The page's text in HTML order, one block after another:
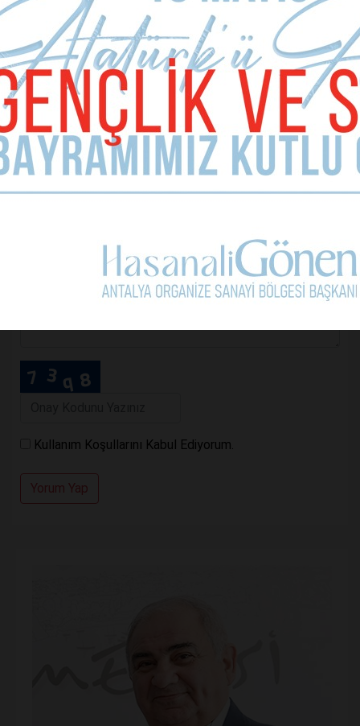
Sizde Yorum Ekleyin
İsim Soyad
E-mail Adresiniz (zorunlu değil)
Telefon (zorunlu değil)
Kullanım Koşullarını Kabul Ediyorum.
Yorum Yap